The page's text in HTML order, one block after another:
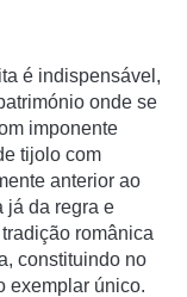
é indispensável,
onde se
imponente
tijolo com
anterior ao
já da regra e
românica
constituindo no
exemplar único.